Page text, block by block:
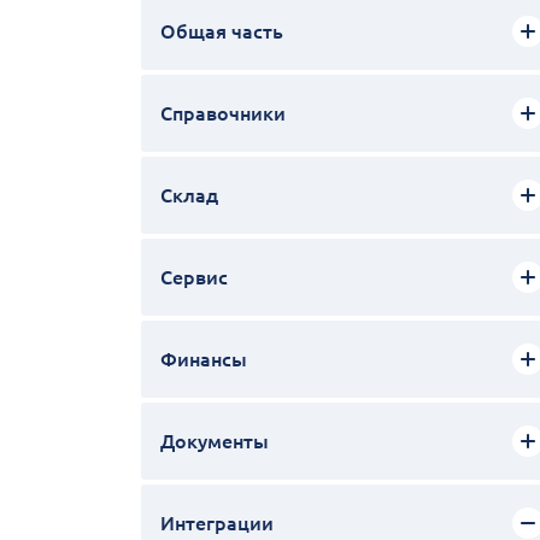
Общая часть
Справочники
Склад
Сервис
Финансы
Документы
Интеграции